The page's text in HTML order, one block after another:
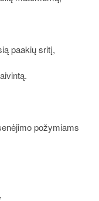
paakių sritį,
požymiams